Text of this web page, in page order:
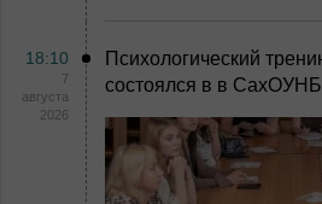
18:10
7
августа
2026
Психологический
состоялся в в